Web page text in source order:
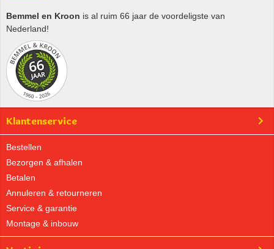
Bemmel en Kroon is al ruim 66 jaar de voordeligste van
Nederland!
Klantenservice
Bestellen
Bezorgen & afhalen
Betalen
Annuleren & retourneren
Service & garantie
Montage & inbouw